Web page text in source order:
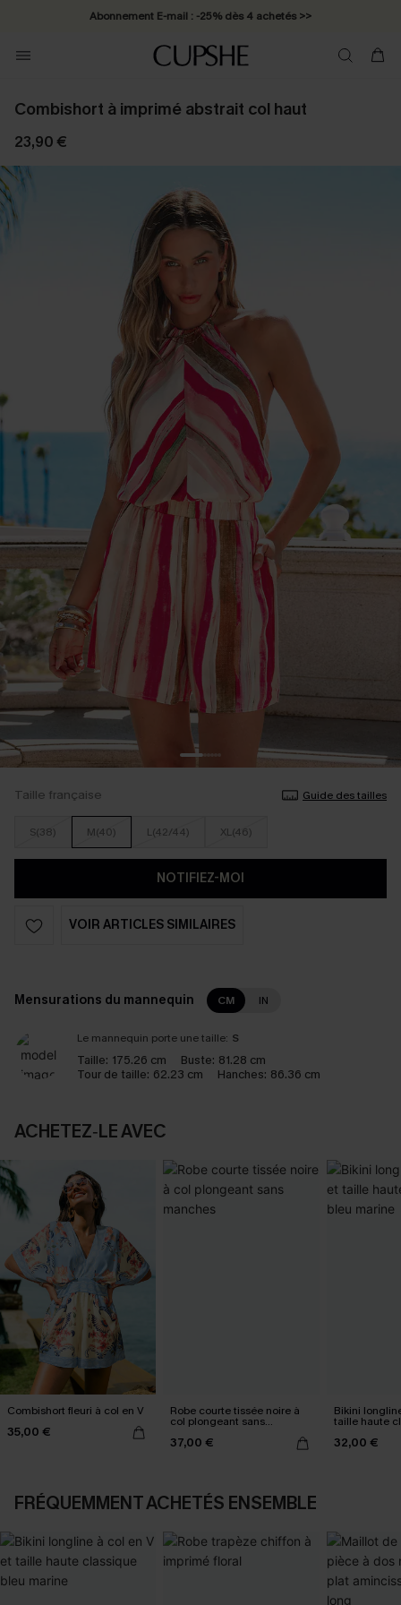
Abonnement E-mail : -25% dès 4 achetés >>
Combishort à imprimé abstrait col haut
23,90 €
Taille française Guide des tailles
S(38) M(40) L(42/44) XL(46)
NOTIFIEZ-MOI
VOIR ARTICLES SIMILAIRES
Mensurations du mannequin CM IN
Le mannequin porte une taille: S
Taille: 175.26 cm Buste: 81.28 cm
Tour de taille: 62.23 cm Hanches: 86.36 cm
ACHETEZ‑LE AVEC
Combishort fleuri à col en V
35,00 €
Robe courte tissée noire à
col plongeant sans
manches
37,00 €
Bikini
taille haute
32,00 €
FRÉQUEMMENT ACHETÉS ENSEMBLE